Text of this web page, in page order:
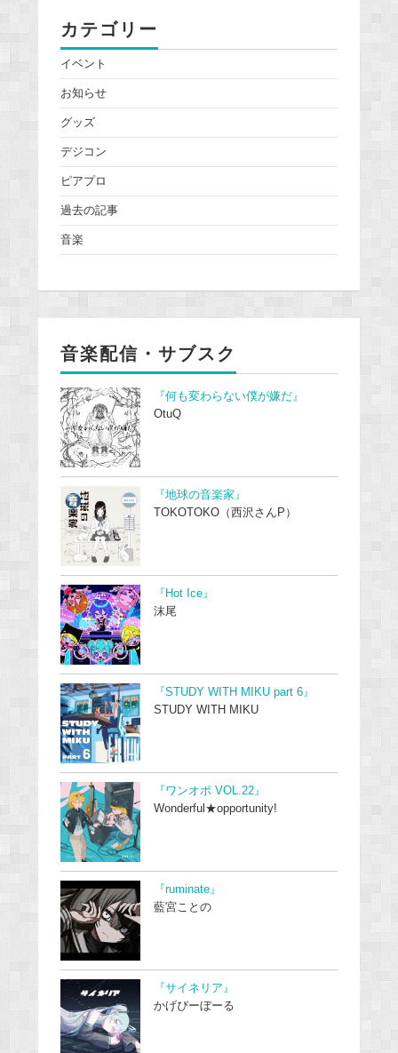
カテゴリー
イベント
お知らせ
グッズ
デジコン
ピアプロ
過去の記事
音楽
音楽配信・サブスク
『何も変わらない僕が嫌だ』
OtuQ
『地球の音楽家』
TOKOTOKO（西沢さんP）
『Hot Ice』
沫尾
『STUDY WITH MIKU part 6』
STUDY WITH MIKU
『ワンオポ VOL.22』
Wonderful★opportunity!
『ruminate』
藍宮ことの
『サイネリア』
かげぴーぼーる